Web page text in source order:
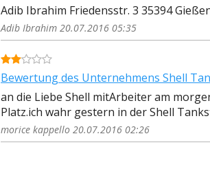
Adib Ibrahim Friedensstr. 3 35394
Adib Ibrahim 20.07.2016 05:35
Bewertung des Unternehmens Shell
an die Liebe Shell mitArbeiter am
Platz.ich wahr gestern in der Shell
morice kappello 20.07.2016 02:26